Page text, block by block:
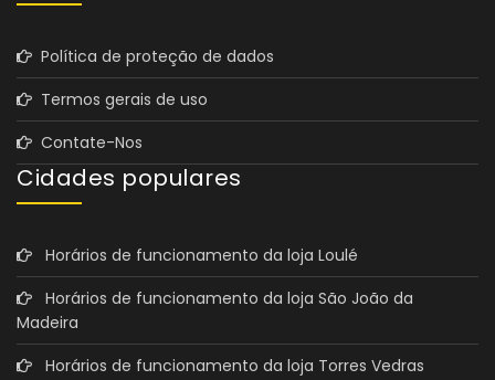
Política de proteção de dados
Termos gerais de uso
Contate-Nos
Cidades populares
Horários de funcionamento da loja Loulé
Horários de funcionamento da loja São João da
Madeira
Horários de funcionamento da loja Torres Vedras